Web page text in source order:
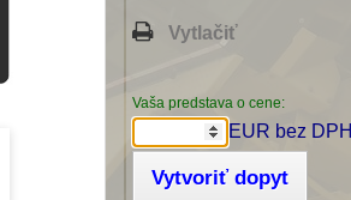
Vytlačiť
Vaša predstava o cene:
EUR bez DPH
Vytvoriť dopyt